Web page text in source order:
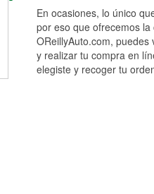
En ocasiones, lo único
por eso que ofrecemos
OReillyAuto.com,
y realizar tu compra en
elegiste y recoger tu